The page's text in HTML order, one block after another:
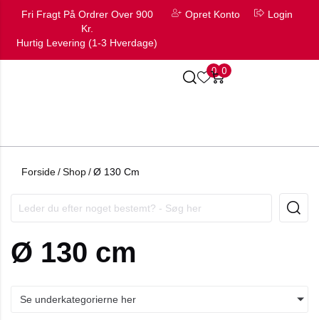
Fri Fragt På Ordrer Over 900
Kr.
Hurtig Levering (1-3 Hverdage)
Opret Konto Login
0 0
Forside/Shop/Ø 130 Cm
Ø 130 cm
Se underkategorierne her